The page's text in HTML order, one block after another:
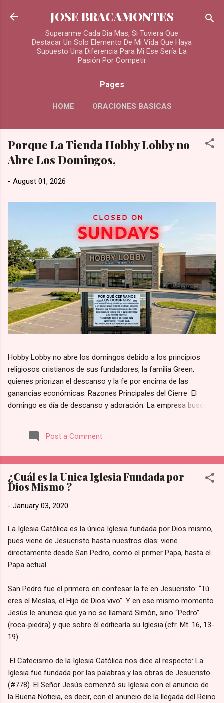
Skip to main content
JOSE BRACAMONTES
Superarme Cada Dia Mas, Si Tuviera Que
Destacar Un Solo Elemento De Mi Vida Que Haya
Supuesto Una Diferencia Para Mi Ese Sería La
Pasión Por Competir
Pages
HOME ORACIONES BASICAS
MORE…
ORACIONES PARA LOS DIFUNTOS
Porque La Tienda Hobby Lobby no
Abre Los Domingos,
- August 01, 2026
Hobby Lobby no abre los domingos debido a los principios
religiosos cristianos de sus fundadores, la familia Green,
quienes priorizan el descanso y la fe por encima de las
ganancias económicas. Razones Principales del Cierre El
domingo es día de descanso y adoración: La empresa busca
Según su página web, la razón por la que Hobby Lobby cierra
los domingos es para “darles a nuestros empleados y clientes
publicado en su sección de Preguntas Frecuentes de Hobby
Lobby. Prioridad Sobre las Ganancias: La directiva reconoce
que esta medida representa una pérdida financiera sustancial
al no operar en un día de altas ventas. Sin embargo, sostienen
utilidades del negocio. Tradición de la empresa: Esta política
no es nueva; se ha mantenido intacta a nivel nacional desde
que se inaugur...
Post a Comment
¿Cuál es la Unica Iglesia Fundada por
Dios Mismo ?
- January 03, 2020
La Iglesia Católica es la única Iglesia fundada por Dios mismo,
pues viene de Jesucristo hasta nuestros días: viene
directamente desde San Pedro, como el primer Papa, hasta el
Papa actual.
San Pedro fue el primero en confesar la fe en Jesucristo: “Tú
eres el Mesías, el Hijo de Dios vivo”. Y en ese mismo momento
Jesús le anuncia que ya no se llamará Simón, sino “Pedro”
(roca-piedra) y que sobre él edificaría su Iglesia.(cfr. Mt. 16, 13-
19)
El Catecismo de la Iglesia Católica nos dice al respecto: La
Iglesia fue fundada por las palabras y las obras de Jesucristo
(#778). El Señor Jesús comenzó su Iglesia con el anuncio de
la Buena Noticia, es decir, con el anuncio de la llegada del Reino